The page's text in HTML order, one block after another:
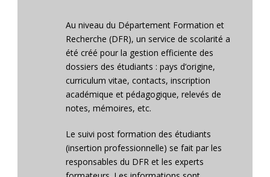
Au niveau du Département Formation et
Recherche (DFR), un service de scolarité a
été créé pour la gestion efficiente des
dossiers des étudiants : pays d’origine,
curriculum vitae, contacts, inscription
académique et pédagogique, relevés de
notes, mémoires, etc.
Le suivi post formation des étudiants
(insertion professionnelle) se fait par les
responsables du DFR et les experts